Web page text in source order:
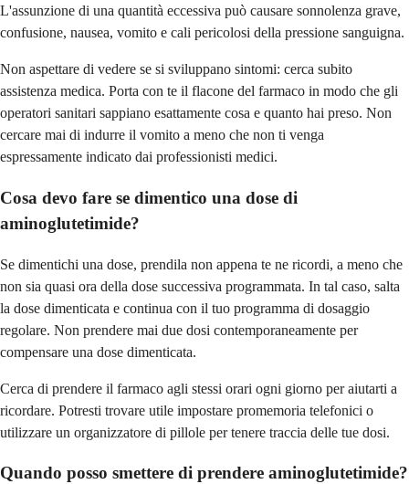
L'assunzione di una quantità eccessiva può causare sonnolenza grave,
confusione, nausea, vomito e cali pericolosi della pressione sanguigna.
Non aspettare di vedere se si sviluppano sintomi: cerca subito
assistenza medica. Porta con te il flacone del farmaco in modo che gli
operatori sanitari sappiano esattamente cosa e quanto hai preso. Non
cercare mai di indurre il vomito a meno che non ti venga
espressamente indicato dai professionisti medici.
Cosa devo fare se dimentico una dose di
aminoglutetimide?
Se dimentichi una dose, prendila non appena te ne ricordi, a meno che
non sia quasi ora della dose successiva programmata. In tal caso, salta
la dose dimenticata e continua con il tuo programma di dosaggio
regolare. Non prendere mai due dosi contemporaneamente per
compensare una dose dimenticata.
Cerca di prendere il farmaco agli stessi orari ogni giorno per aiutarti a
ricordare. Potresti trovare utile impostare promemoria telefonici o
utilizzare un organizzatore di pillole per tenere traccia delle tue dosi.
Quando posso smettere di prendere aminoglutetimide?